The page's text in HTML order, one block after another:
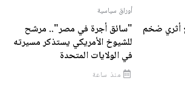
أثري ضخم
أوراق سياسية
"سائق أجرة في مصر".. مرشح
للشيوخ الأمريكي يستذكر مسيرته
في الولايات المتحدة
منذ ساعة